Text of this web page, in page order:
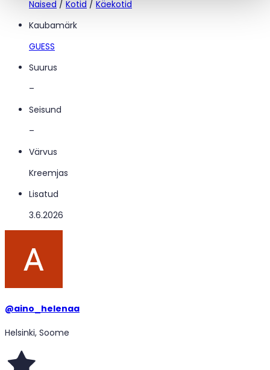
Naised / Kotid / Käekotid
Kaubamärk
GUESS
Suurus
–
Seisund
–
Värvus
Kreemjas
Lisatud
3.6.2026
@aino_helenaa
Helsinki, Soome